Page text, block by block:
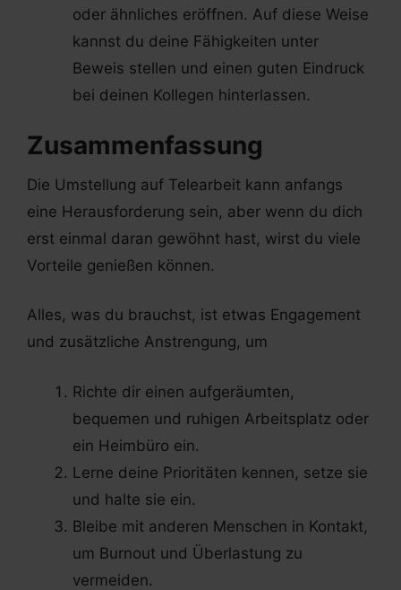
oder ähnliches eröffnen. Auf diese Weise
kannst du deine Fähigkeiten unter
Beweis stellen und einen guten Eindruck
bei deinen Kollegen hinterlassen.
Zusammenfassung
Die Umstellung auf Telearbeit kann anfangs
eine Herausforderung sein, aber wenn du dich
erst einmal daran gewöhnt hast, wirst du viele
Vorteile genießen können.
Alles, was du brauchst, ist etwas Engagement
und zusätzliche Anstrengung, um
Richte dir einen aufgeräumten,
bequemen und ruhigen Arbeitsplatz oder
ein Heimbüro ein.
Lerne deine Prioritäten kennen, setze sie
und halte sie ein.
Bleibe mit anderen Menschen in Kontakt,
um Burnout und Überlastung zu
vermeiden.